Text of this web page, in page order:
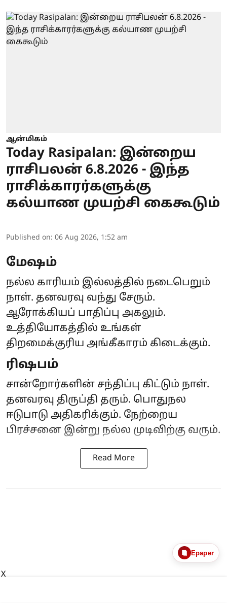
ஆன்மிகம்
Today Rasipalan: இன்றைய
ராசிபலன் 6.8.2026 - இந்த
ராசிக்காரர்களுக்கு
கல்யாண முயற்சி கைகூடும்
Published on: 06 Aug 2026, 1:52 am
மேஷம்
நல்ல காரியம் இல்லத்தில் நடைபெறும்
நாள். தனவரவு வந்து சேரும்.
ஆரோக்கியப் பாதிப்பு அகலும்.
உத்தியோகத்தில் உங்கள்
திறமைக்குரிய அங்கீகாரம் கிடைக்கும்.
ரிஷபம்
சான்றோர்களின் சந்திப்பு கிட்டும் நாள்.
தனவரவு திருப்தி தரும். பொதுநல
ஈடுபாடு அதிகரிக்கும். நேற்றைய
பிரச்சனை இன்று நல்ல முடிவிற்கு வரும்.
Read More
Epaper
X